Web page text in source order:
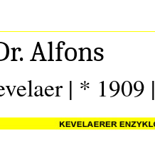
Alfons
| * 1909